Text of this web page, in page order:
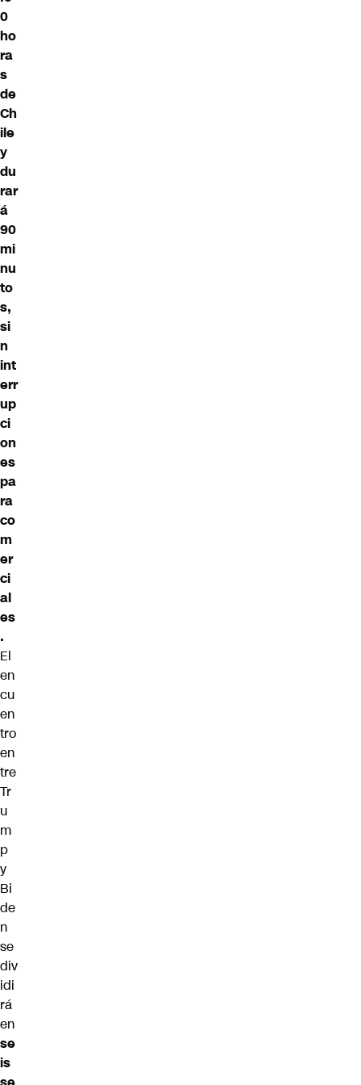
0
ho
ra
s
de
Ch
ile
y
du
rar
á
90
mi
nu
to
s,
si
n
int
err
up
ci
on
es
pa
ra
co
m
er
ci
al
es
.
El
en
cu
en
tro
en
tre
Tr
u
m
p
y
Bi
de
n
se
div
idi
rá
en
se
is